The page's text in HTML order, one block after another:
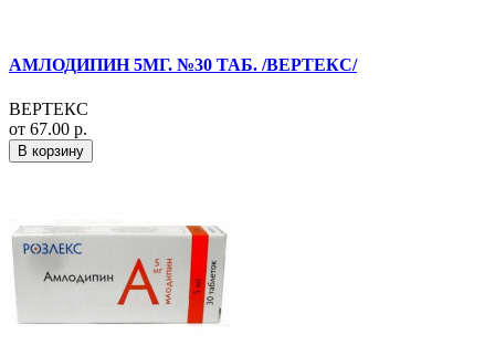
АМЛОДИПИН 5МГ. №30 ТАБ. /ВЕРТЕКС/
ВЕРТЕКС
от 67.00 р.
В корзину